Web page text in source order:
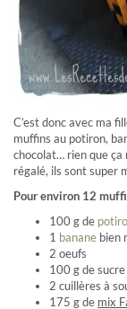
C’est donc avec ma
muffins au potiron,
chocolat… rien que ça
régalé, ils sont super
Pour environ 12
100 g de
1 banane bien
2 oeufs
100 g de
2 cuillères à
175 g de mix